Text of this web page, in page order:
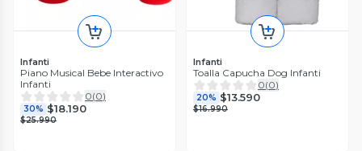
Infanti
Piano Musical Bebe Interactivo
Infanti
0(0)
30% $18.190
$25.990
Infanti
Toalla Capucha Dog Infanti
0(0)
20% $13.590
$16.990